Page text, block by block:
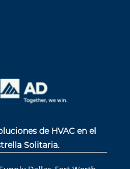
de HVAC en el
Solitaria.